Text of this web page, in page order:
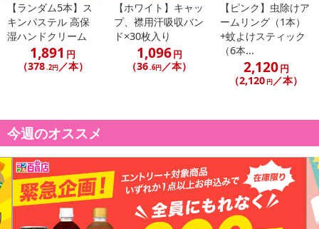
【ランダム5本】ス
キンパステル 高保
湿ハンドクリーム
1,891 円
（378.2円／本）
【ホワイト】キャッ
プ、襟用汗吸収バン
ド×30枚入り
1,096円
（36.6円／本）
【ピンク】虫除けア
ームリング（1本）
+蚊よけスティック
（6本...
2,120円
（2,120 円／本）
今週のオススメ